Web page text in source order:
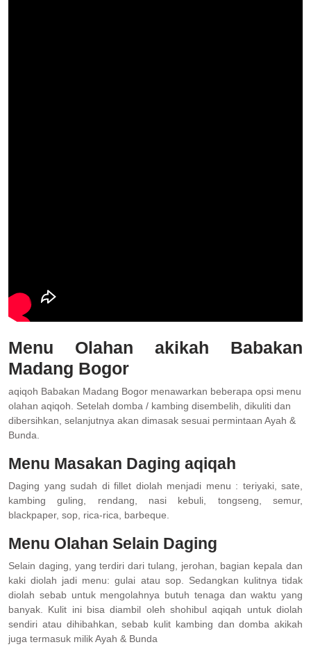
Menu Olahan akikah Babakan
Madang Bogor
aqiqoh Babakan Madang Bogor menawarkan beberapa opsi menu
olahan aqiqoh. Setelah domba / kambing disembelih, dikuliti dan
dibersihkan, selanjutnya akan dimasak sesuai permintaan Ayah &
Bunda.
Menu Masakan Daging aqiqah
Daging yang sudah di fillet diolah menjadi menu : teriyaki, sate,
kambing guling, rendang, nasi kebuli, tongseng, semur,
blackpaper, sop, rica-rica, barbeque.
Menu Olahan Selain Daging
Selain daging, yang terdiri dari tulang, jerohan, bagian kepala dan
kaki diolah jadi menu: gulai atau sop. Sedangkan kulitnya tidak
diolah sebab untuk mengolahnya butuh tenaga dan waktu yang
banyak. Kulit ini bisa diambil oleh shohibul aqiqah untuk diolah
sendiri atau dihibahkan, sebab kulit kambing dan domba akikah
juga termasuk milik Ayah & Bunda